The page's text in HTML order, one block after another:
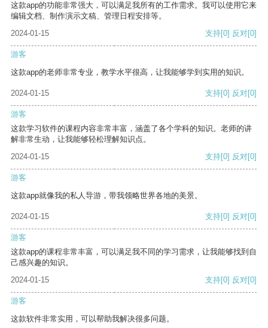
这款app的功能非常强大，可以满足我所有的工作需求。我可以使用它来
编辑文档、制作演示文稿、管理日程安排等。
2024-01-15
支持[0] 反对[0]
游客
这款app的老师非常专业，教学水平很高，让我能够学到实用的知识。
2024-01-15 支持[0] 反对[0]
游客
这款学习软件的课程内容非常丰富，涵盖了各个学科的知识。老师的讲
解非常生动，让我能够轻松理解知识点。
2024-01-15
支持[0] 反对[0]
游客
这款app就像我的私人导游，带我领略世界各地的美景。
2024-01-15 支持[0] 反对[0]
游客
这款app的课程非常丰富，可以满足我不同的学习需求，让我能够找到自
己感兴趣的知识。
2024-01-15
支持[0] 反对[0]
游客
这款软件非常实用，可以帮助我解决很多问题。